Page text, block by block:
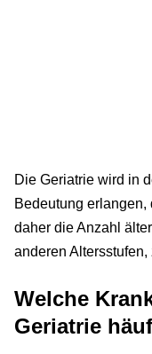
Die Geriatrie wird in
Bedeutung erlangen,
daher die Anzahl
anderen Altersstufen,
Welche
Geriatrie